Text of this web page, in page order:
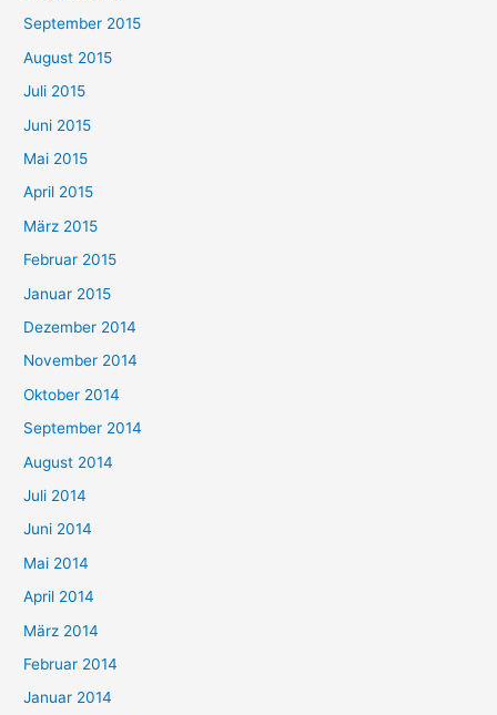
September 2015
August 2015
Juli 2015
Juni 2015
Mai 2015
April 2015
März 2015
Februar 2015
Januar 2015
Dezember 2014
November 2014
Oktober 2014
September 2014
August 2014
Juli 2014
Juni 2014
Mai 2014
April 2014
März 2014
Februar 2014
Januar 2014